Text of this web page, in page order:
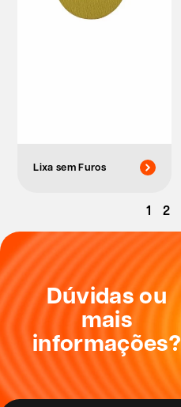
Lixa sem Furos
1 2
Dúvidas ou
mais
informações?